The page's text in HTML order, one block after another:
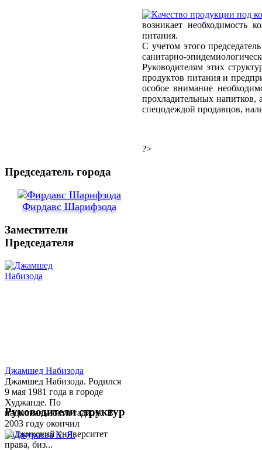
возникает необходимость
питания.
С учетом этого
санитарно-
Руководителям этих
продуктов питания и
особое внимание
прохладительных напитков,
спецодеждой продавцов,
?>
Председатель города
Фирдавс Шарифзода
Заместители
Председателя
Джамшед Набизода
Джамшед Набизода. Родился
9 мая 1981 года в городе
Худжанде. По
национальности таджик. В
2003 году окончил
Таджикский университет
права, биз...
Руководители структур